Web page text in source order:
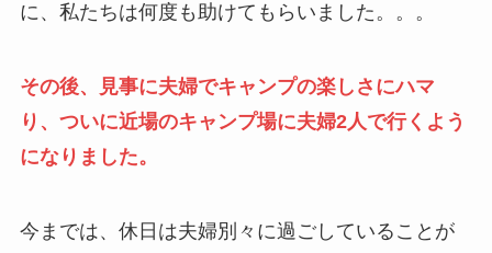
に、私たちは何度も助けてもらいました。。。
その後、見事に夫婦でキャンプの楽しさにハマ
り、ついに近場のキャンプ場に夫婦2人で行くよう
になりました。
今までは、休日は夫婦別々に過ごしていることが